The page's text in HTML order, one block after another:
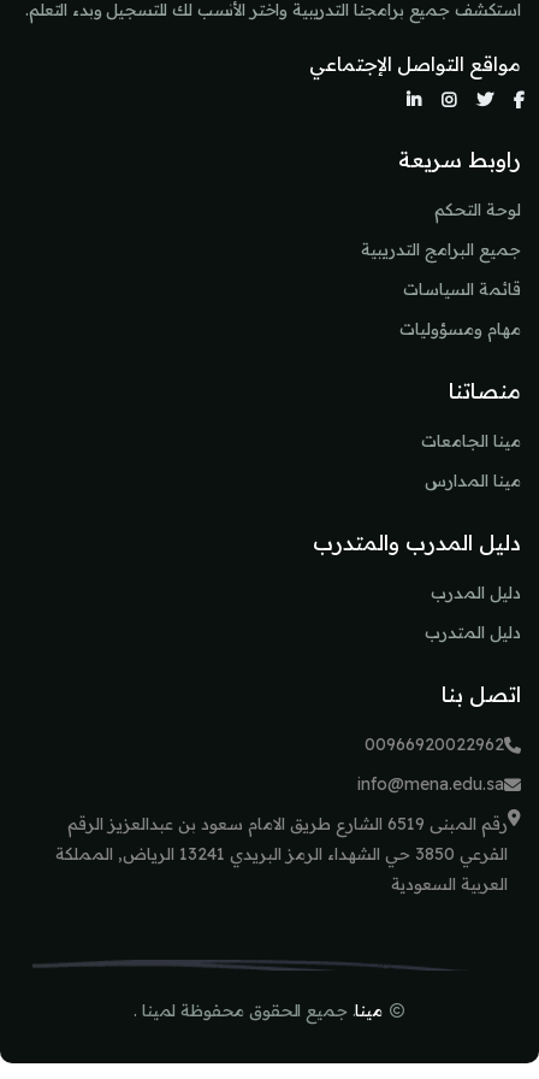
استكشف جميع برامجنا التدريبية واختر الأنسب لك للتسجيل وبدء التعلم.
مواقع التواصل الإجتماعي
راوبط سريعة
لوحة التحكم
جميع البرامج التدريبية
قائمة السياسات
مهام ومسؤوليات
منصاتنا
مينا الجامعات
مينا المدارس
دليل المدرب والمتدرب
دليل المدرب
دليل المتدرب
اتصل بنا
00966920022962
info@mena.edu.sa
رقم المبنى 6519 الشارع طريق الامام سعود بن عبدالعزيز الرقم
الفرعي 3850 حي الشهداء الرمز البريدي 13241 الرياض, المملكة
العربية السعودية
مينا. جميع الحقوق محفوظة لمينا .